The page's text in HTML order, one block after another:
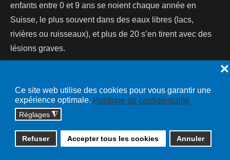
Ce site web utilise des cookies pour vous garantir une
expérience optimale. Politique de confidentialité
Réglages ◮
Refuser Accepter tous les cookies Annuler
❌
enfants entre 0 et 9 ans se noient chaque année en
Suisse, le plus souvent dans des eaux libres (lacs,
rivières ou ruisseaux), et plus de 20 s’en tirent avec des
lésions graves.
Copyright © 2026 cossonay.ch - tous droits réservés | site :
solutions informatiques